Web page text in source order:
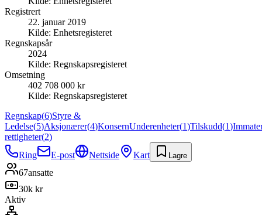
Registrert
22. januar 2019
Kilde: Enhetsregisteret
Regnskapsår
2024
Kilde: Regnskapsregisteret
Omsetning
402 708 000 kr
Kilde: Regnskapsregisteret
Regnskap(6)Styre &
Ledelse(5)Aksjonærer(4)KonsernUnderenheter(1)Tilskudd(1)
rettigheter(2)
Ring
E-post Nettside Kart Lagre
67ansatte
30k kr
Aktiv